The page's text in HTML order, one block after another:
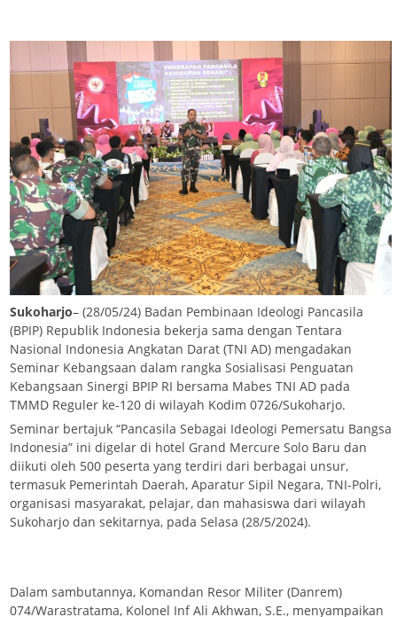
Sukoharjo– (28/05/24) Badan Pembinaan Ideologi Pancasila
(BPIP) Republik Indonesia bekerja sama dengan Tentara
Nasional Indonesia Angkatan Darat (TNI AD) mengadakan
Seminar Kebangsaan dalam rangka Sosialisasi Penguatan
Kebangsaan Sinergi BPIP RI bersama Mabes TNI AD pada
TMMD Reguler ke-120 di wilayah Kodim 0726/Sukoharjo.
Seminar bertajuk “Pancasila Sebagai Ideologi Pemersatu Bangsa
Indonesia” ini digelar di hotel Grand Mercure Solo Baru dan
diikuti oleh 500 peserta yang terdiri dari berbagai unsur,
termasuk Pemerintah Daerah, Aparatur Sipil Negara, TNI-Polri,
organisasi masyarakat, pelajar, dan mahasiswa dari wilayah
Sukoharjo dan sekitarnya, pada Selasa (28/5/2024).
Dalam sambutannya, Komandan Resor Militer (Danrem)
074/Warastratama, Kolonel Inf Ali Akhwan, S.E., menyampaikan